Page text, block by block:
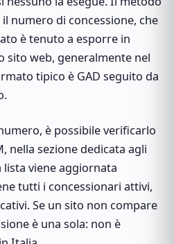
numero di concessione, che
è tenuto a esporre in
sito web, generalmente nel
tipico è GAD seguito da
è possibile verificarlo
nella sezione dedicata agli
viene aggiornata
tutti i concessionari attivi,
Se un sito non compare
è una sola: non è